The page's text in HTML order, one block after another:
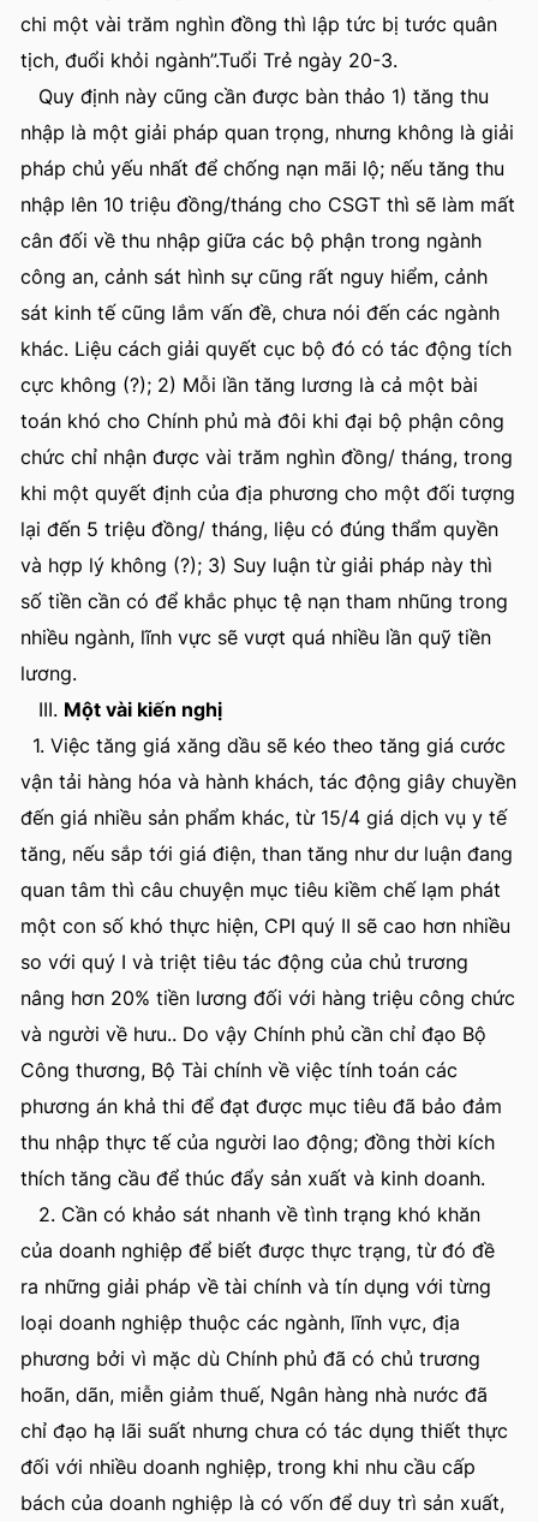
chi một vài trăm nghìn đồng thì lập tức bị tước quân
tịch, đuổi khỏi ngành”.Tuổi Trẻ ngày 20-3.
Quy định này cũng cần được bàn thảo 1) tăng thu
nhập là một giải pháp quan trọng, nhưng không là giải
pháp chủ yếu nhất để chống nạn mãi lộ; nếu tăng thu
nhập lên 10 triệu đồng/tháng cho CSGT thì sẽ làm mất
cân đối về thu nhập giữa các bộ phận trong ngành
công an, cảnh sát hình sự cũng rất nguy hiểm, cảnh
sát kinh tế cũng lắm vấn đề, chưa nói đến các ngành
khác. Liệu cách giải quyết cục bộ đó có tác động tích
cực không (?); 2) Mỗi lần tăng lương là cả một bài
toán khó cho Chính phủ mà đôi khi đại bộ phận công
chức chỉ nhận được vài trăm nghìn đồng/ tháng, trong
khi một quyết định của địa phương cho một đối tượng
lại đến 5 triệu đồng/ tháng, liệu có đúng thẩm quyền
và hợp lý không (?); 3) Suy luận từ giải pháp này thì
số tiền cần có để khắc phục tệ nạn tham nhũng trong
nhiều ngành, lĩnh vực sẽ vượt quá nhiều lần quỹ tiền
lương.
III. Một vài kiến nghị
1. Việc tăng giá xăng dầu sẽ kéo theo tăng giá cước
vận tải hàng hóa và hành khách, tác động giây chuyền
đến giá nhiều sản phẩm khác, từ 15/4 giá dịch vụ y tế
tăng, nếu sắp tới giá điện, than tăng như dư luận đang
quan tâm thì câu chuyện mục tiêu kiềm chế lạm phát
một con số khó thực hiện, CPI quý II sẽ cao hơn nhiều
so với quý I và triệt tiêu tác động của chủ trương
nâng hơn 20% tiền lương đối với hàng triệu công chức
và người về hưu.. Do vậy Chính phủ cần chỉ đạo Bộ
Công thương, Bộ Tài chính về việc tính toán các
phương án khả thi để đạt được mục tiêu đã bảo đảm
thu nhập thực tế của người lao động; đồng thời kích
thích tăng cầu để thúc đẩy sản xuất và kinh doanh.
2. Cần có khảo sát nhanh về tình trạng khó khăn
của doanh nghiệp để biết được thực trạng, từ đó đề
ra những giải pháp về tài chính và tín dụng với từng
loại doanh nghiệp thuộc các ngành, lĩnh vực, địa
phương bởi vì mặc dù Chính phủ đã có chủ trương
hoãn, dãn, miễn giảm thuế, Ngân hàng nhà nước đã
chỉ đạo hạ lãi suất nhưng chưa có tác dụng thiết thực
đối với nhiều doanh nghiệp, trong khi nhu cầu cấp
bách của doanh nghiệp là có vốn để duy trì sản xuất,